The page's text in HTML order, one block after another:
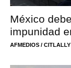
México
impunidad
AFMEDIOS /